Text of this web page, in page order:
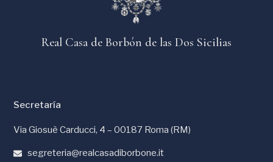
Real Casa de Borbón de las Dos Sicilias
Secretaría
Via Giosuè Carducci, 4 – 00187 Roma (RM)
segreteria@realcasadiborbone.it